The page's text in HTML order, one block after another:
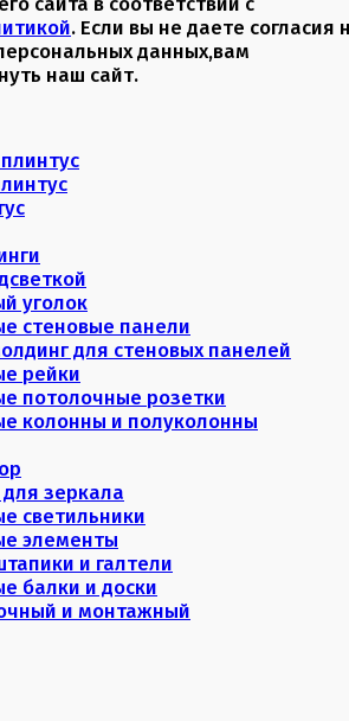
. Если вы не даете согласия
данных,вам
наш сайт.
уголок
стеновые панели
для стеновых панелей
рейки
потолочные розетки
колонны и полуколонны
зеркала
светильники
элементы
и галтели
балки и доски
и монтажный